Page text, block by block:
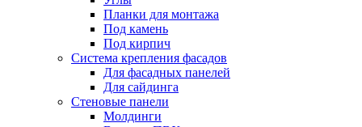
Планки для монтажа
Под камень
Под кирпич
Система крепления фасадов
Для фасадных панелей
Для сайдинга
Стеновые панели
Молдинги